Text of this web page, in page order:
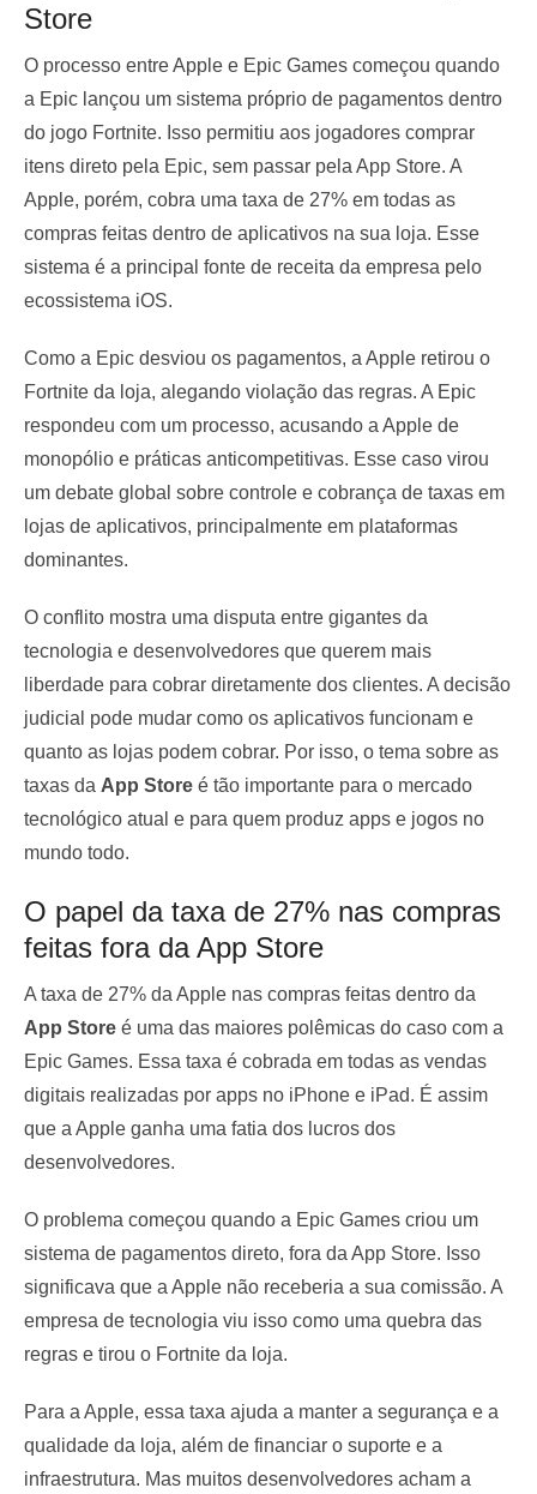
Store
O processo entre Apple e Epic Games começou quando
a Epic lançou um sistema próprio de pagamentos dentro
do jogo Fortnite. Isso permitiu aos jogadores comprar
itens direto pela Epic, sem passar pela App Store. A
Apple, porém, cobra uma taxa de 27% em todas as
compras feitas dentro de aplicativos na sua loja. Esse
sistema é a principal fonte de receita da empresa pelo
ecossistema iOS.
Como a Epic desviou os pagamentos, a Apple retirou o
Fortnite da loja, alegando violação das regras. A Epic
respondeu com um processo, acusando a Apple de
monopólio e práticas anticompetitivas. Esse caso virou
um debate global sobre controle e cobrança de taxas em
lojas de aplicativos, principalmente em plataformas
dominantes.
O conflito mostra uma disputa entre gigantes da
tecnologia e desenvolvedores que querem mais
liberdade para cobrar diretamente dos clientes. A decisão
judicial pode mudar como os aplicativos funcionam e
quanto as lojas podem cobrar. Por isso, o tema sobre as
taxas da App Store é tão importante para o mercado
tecnológico atual e para quem produz apps e jogos no
mundo todo.
O papel da taxa de 27% nas compras
feitas fora da App Store
A taxa de 27% da Apple nas compras feitas dentro da
App Store é uma das maiores polêmicas do caso com a
Epic Games. Essa taxa é cobrada em todas as vendas
digitais realizadas por apps no iPhone e iPad. É assim
que a Apple ganha uma fatia dos lucros dos
desenvolvedores.
O problema começou quando a Epic Games criou um
sistema de pagamentos direto, fora da App Store. Isso
significava que a Apple não receberia a sua comissão. A
empresa de tecnologia viu isso como uma quebra das
regras e tirou o Fortnite da loja.
Para a Apple, essa taxa ajuda a manter a segurança e a
qualidade da loja, além de financiar o suporte e a
infraestrutura. Mas muitos desenvolvedores acham a